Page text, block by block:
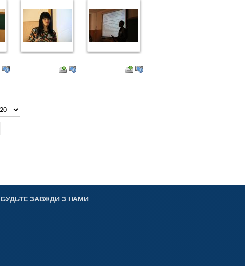
БУДЬТЕ ЗАВЖДИ З НАМИ